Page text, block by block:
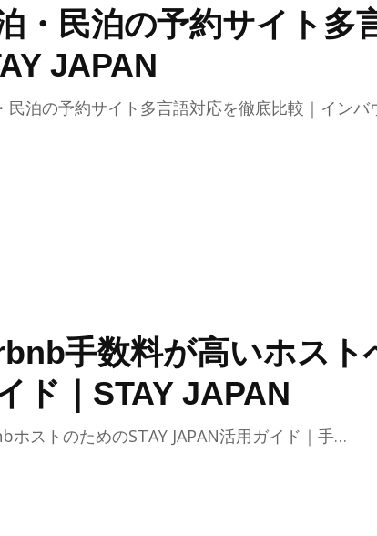
・民泊の予約サイト多
JAPAN
民泊の予約サイト多言語対応を徹底比較｜イン
手数料が高いホスト
ド｜STAY JAPAN
ホストのためのSTAY JAPAN活用ガイド｜手…